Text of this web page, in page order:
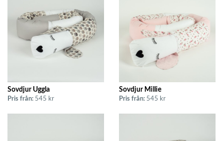
Sovdjur Uggla
Pris från: 545 kr
Sovdjur Millie
Pris från: 545 kr